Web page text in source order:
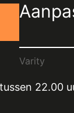
Varity
22.00